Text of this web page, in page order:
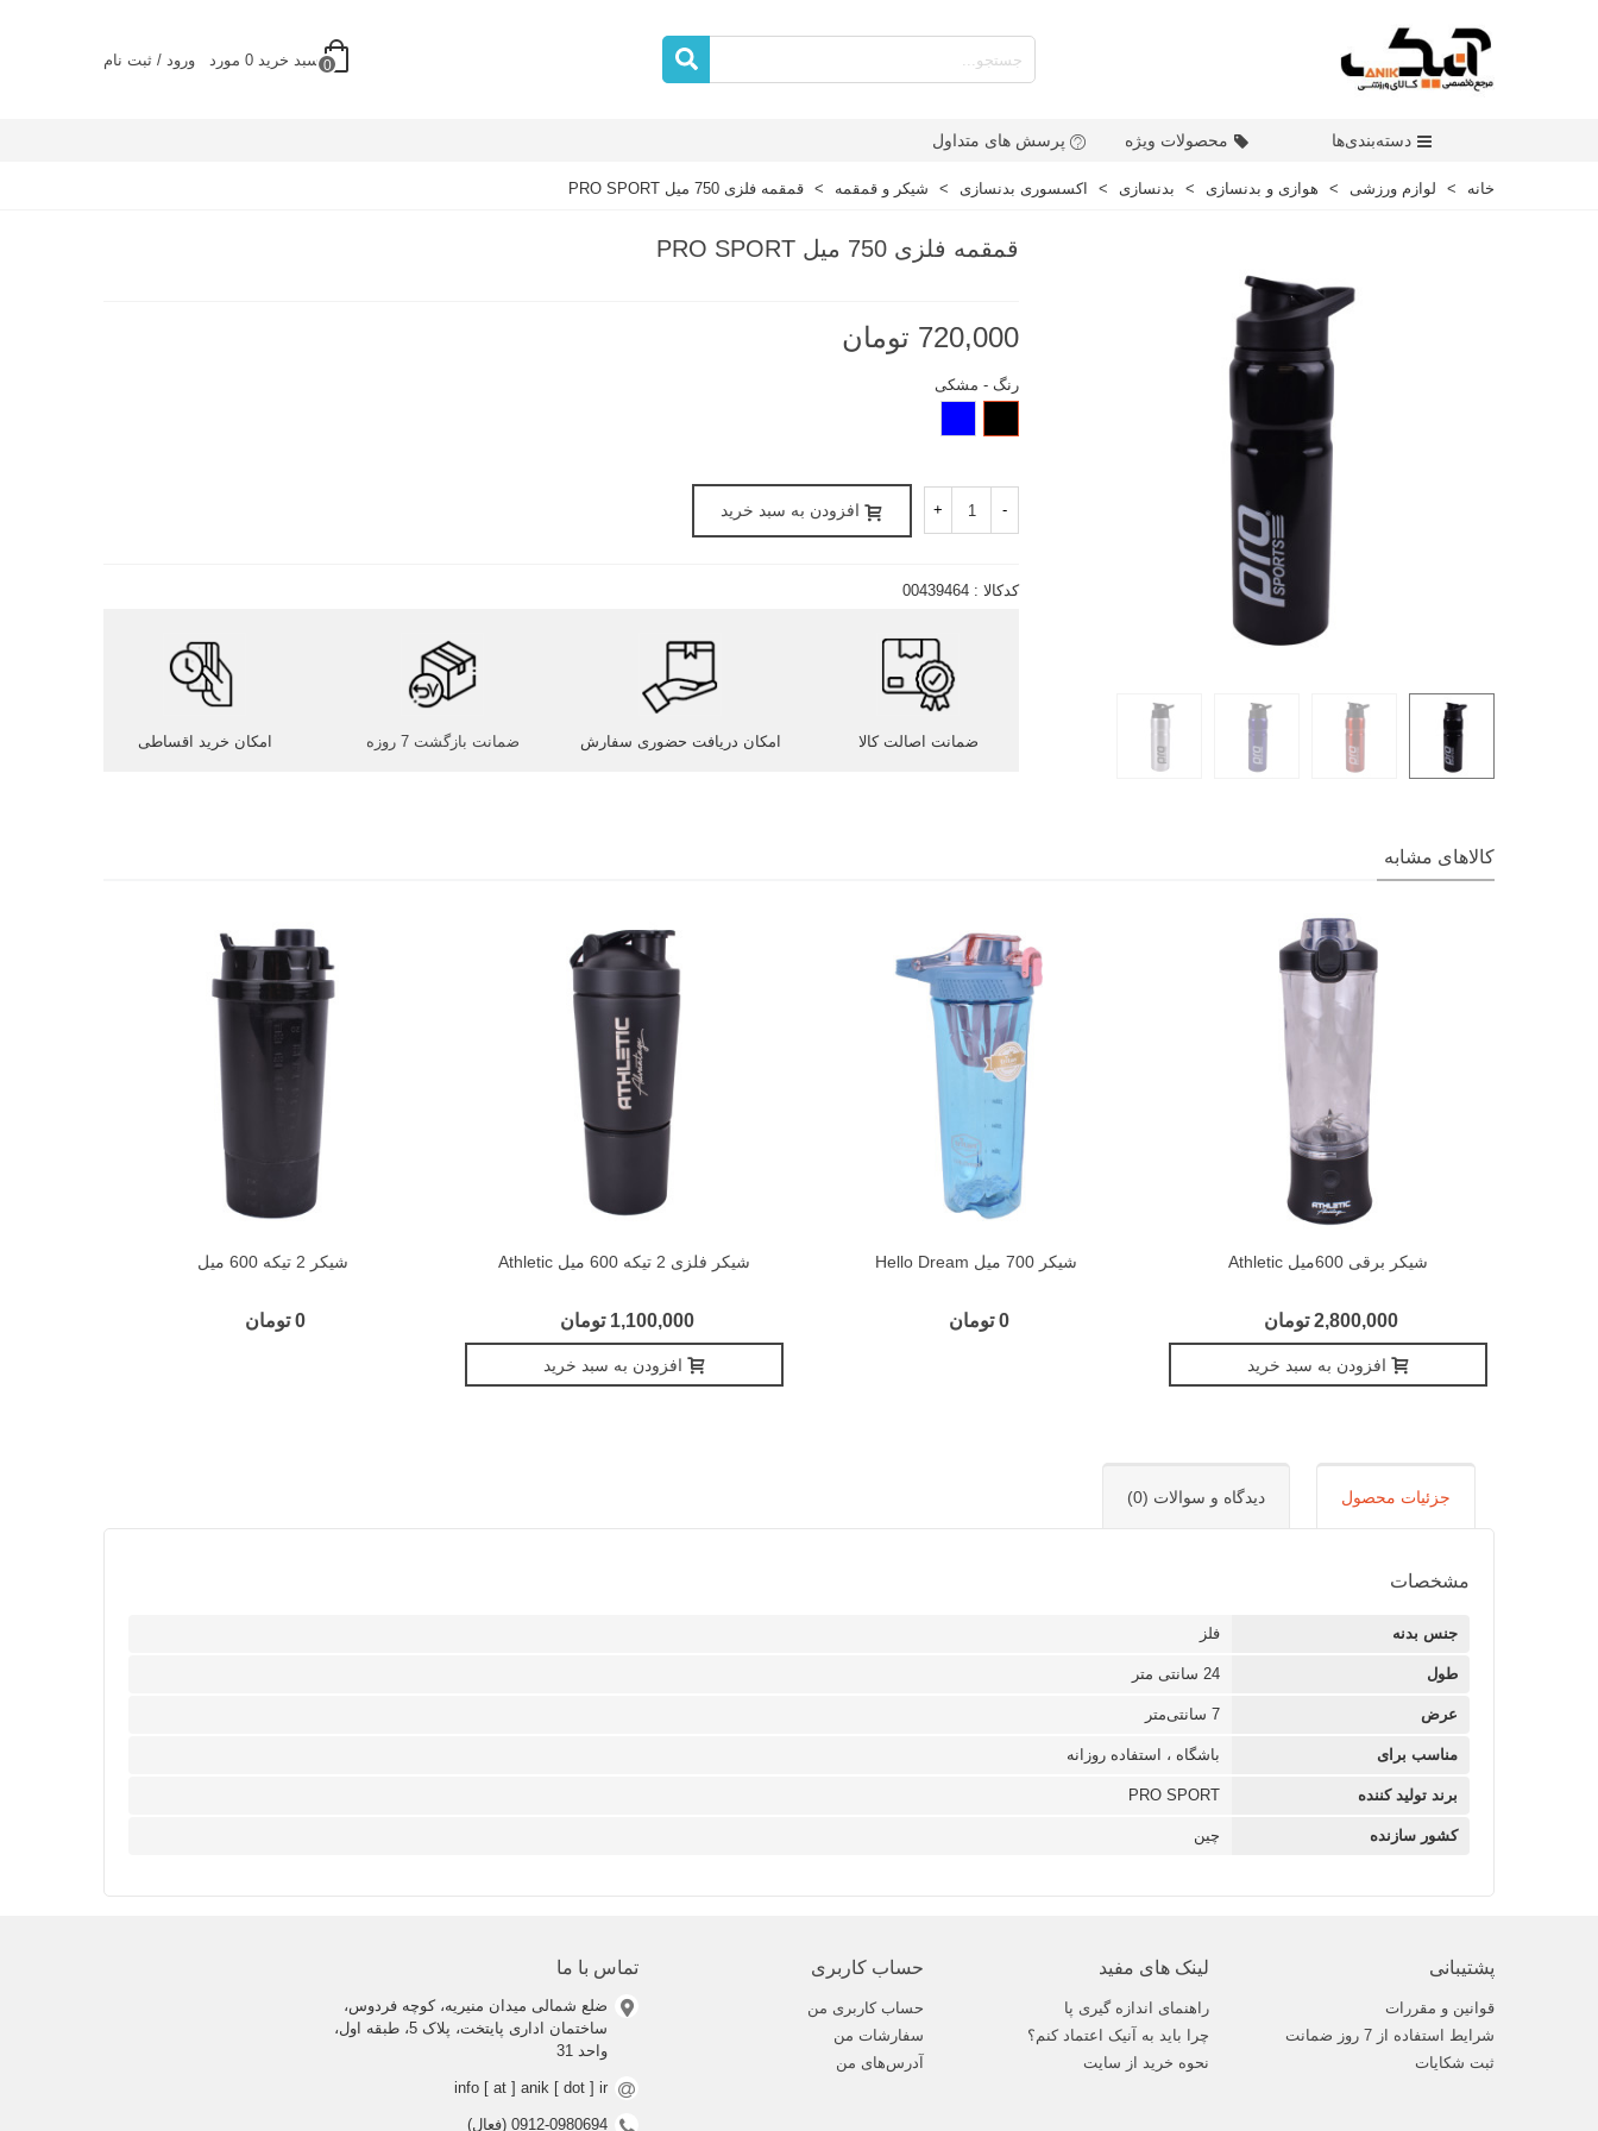
0 سبد خرید 0 مورد ورود / ثبت نام
دسته‌بندی‌ها محصولات ویژه پرسش های متداول
خانه > لوازم ورزشی > هوازی و بدنسازی > بدنسازی > اکسسوری بدنسازی > شیکر و قمقمه > قمقمه فلزی 750 میل PRO SPORT
قمقمه فلزی 750 میل PRO SPORT
720,000 تومان
رنگ - مشکی
-
+ افزودن به سبد خرید
کدکالا : 00439464
ضمانت اصالت کالا امکان دریافت حضوری سفارش ضمانت بازگشت 7 روزه امکان خرید اقساطی
کالاهای مشابه
شیکر برقی 600میل Athletic
2,800,000 تومان
افزودن به سبد خرید
شیکر 700 میل Hello Dream
0 تومان
شیکر فلزی 2 تیکه 600 میل Athletic
1,100,000 تومان
افزودن به سبد خرید
شیکر 2 تیکه 600 میل
0 تومان
جزئیات محصول دیدگاه و سوالات (0)
مشخصات
جنس بدنه فلز
طول 24 سانتی متر
عرض 7 سانتی‌متر
مناسب برای باشگاه ، استفاده روزانه
برند تولید کننده PRO SPORT
کشور سازنده چین
پشتیبانی
قوانین و مقررات
شرایط استفاده از 7 روز ضمانت
ثبت شکایات
لینک های مفید
راهنمای اندازه گیری پا
چرا باید به آنیک اعتماد کنم؟
نحوه خرید از سایت
حساب کاربری
حساب کاربری من
سفارشات من
آدرس‌های من
تماس با ما
ضلع شمالی میدان منیریه، کوچه فردوس،
ساختمان اداری پایتخت، پلاک 5، طبقه اول،
واحد 31
info [ at ] anik [ dot ] ir
0912-0980694 (فعال)